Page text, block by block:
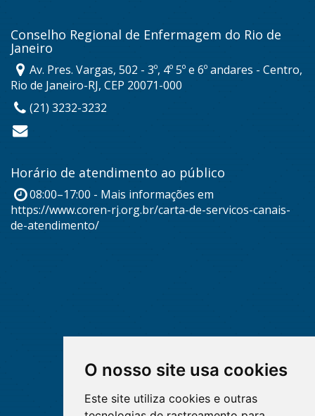
O nosso site usa cookies
Este site utiliza cookies e outras
Conselho Regional de Enfermagem do Rio de
Janeiro
Av. Pres. Vargas, 502 - 3º, 4º 5º e 6º andares - Centro,
Rio de Janeiro-RJ, CEP 20071-000
(21) 3232-3232
Horário de atendimento ao público
08:00–17:00 - Mais informações em
https://www.coren-rj.org.br/carta-de-servicos-canais-
de-atendimento/